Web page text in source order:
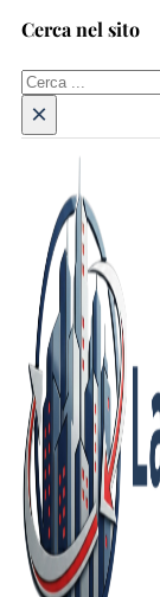
Cerca nel sito
Cerca
×